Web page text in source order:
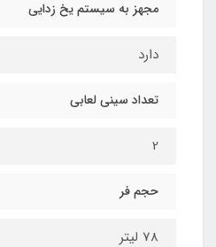
مجهز به سیستم یخ زدایی
دارد
تعداد سینی لعابی
2
حجم فر
78 لیتر